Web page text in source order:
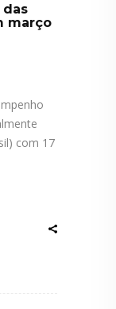
das
março
com 17